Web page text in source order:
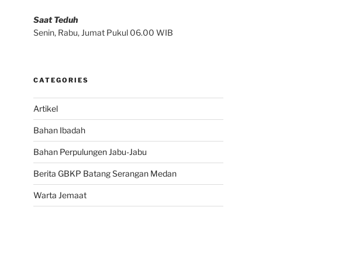
Saat Teduh
Senin, Rabu, Jumat Pukul 06.00 WIB
CATEGORIES
Artikel
Bahan Ibadah
Bahan Perpulungen Jabu-Jabu
Berita GBKP Batang Serangan Medan
Warta Jemaat